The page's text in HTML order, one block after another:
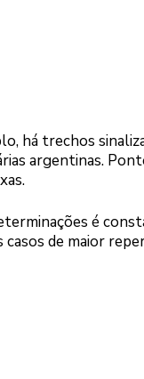
há trechos
argentinas.
é
de maior